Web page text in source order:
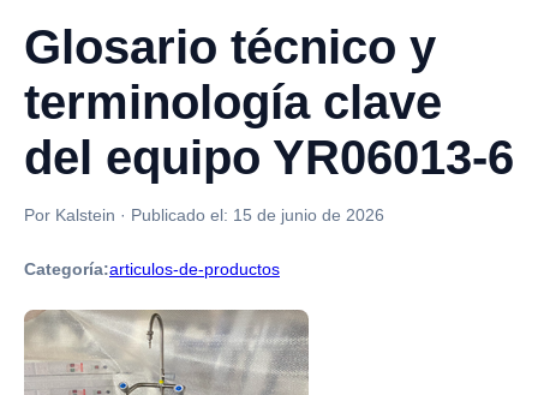
Glosario técnico y
terminología clave
del equipo YR06013-6
Por Kalstein · Publicado el: 15 de junio de 2026
Categoría:articulos-de-productos